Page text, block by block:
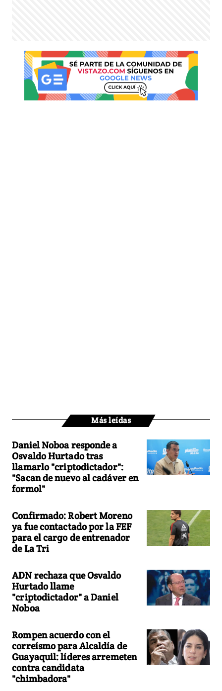
Más leídas
Daniel Noboa responde a
Osvaldo Hurtado tras
llamarlo "criptodictador":
"Sacan de nuevo al cadáver en
formol"
Confirmado: Robert Moreno
ya fue contactado por la FEF
para el cargo de entrenador
de La Tri
ADN rechaza que Osvaldo
Hurtado llame
"criptodictador" a Daniel
Noboa
Rompen acuerdo con el
correísmo para Alcaldía de
Guayaquil: líderes arremeten
contra candidata
"chimbadora"